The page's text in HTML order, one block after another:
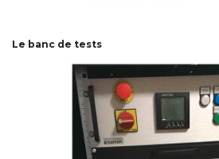
Le banc de tests